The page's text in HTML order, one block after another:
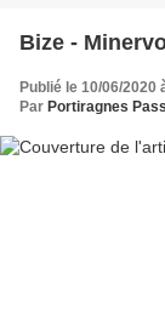
Bize -
Publié le 10/06/2020
Par Portiragnes